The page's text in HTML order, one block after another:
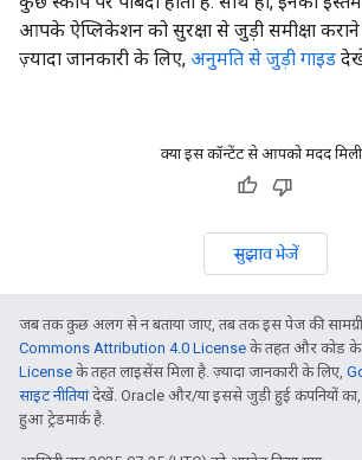
आपके ऐप्लिकेशन को सुरक्षा से जुड़ी समीक्षा
ज़्यादा जानकारी के लिए, अनुमति से जुड़ी गाइड
क्या इस कॉन्टेंट से आपको मदद
सुझाव भेजें
जब तक कुछ अलग से न बताया जाए, तब तक इस पेज की
Commons Attribution 4.0 License के तहत और कोड के
License के तहत लाइसेंस मिला है. ज़्यादा जानकारी के लिए,
साइट नीतियांदेखें. Oracle और/या इससे जुड़ी हुई कंपनियों का,
हुआ ट्रेडमार्क है.